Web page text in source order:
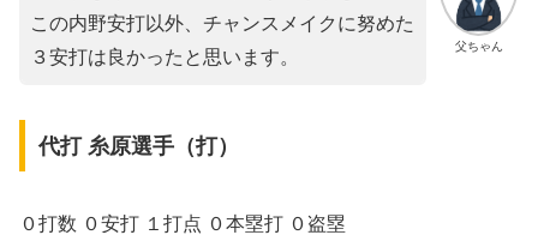
父ちゃん
この内野安打以外、チャンスメイクに努めた
３安打は良かったと思います。
代打 糸原選手（打）
０打数 ０安打 １打点 ０本塁打 ０盗塁